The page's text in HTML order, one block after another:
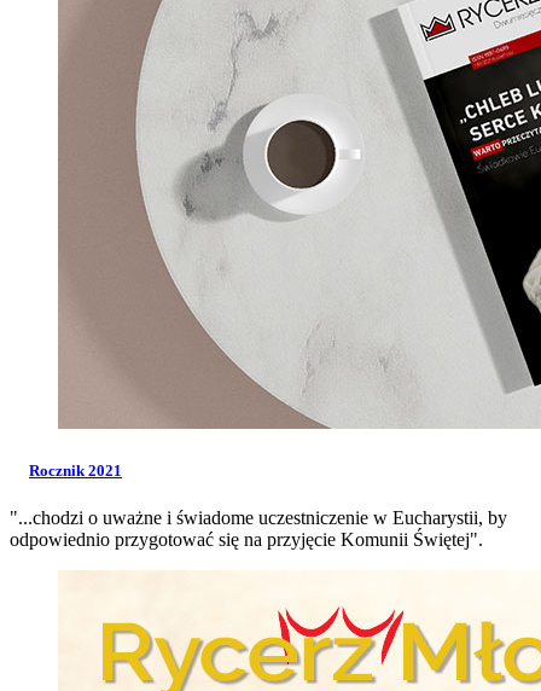
Rocznik 2021
"...chodzi o uważne i świadome uczestniczenie w Eucharystii, by
odpowiednio przygotować się na przyjęcie Komunii Świętej".